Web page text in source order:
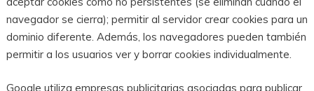
navegador se cierra); permitir al servidor crear cookies para un
dominio diferente. Además, los navegadores pueden también
permitir a los usuarios ver y borrar cookies individualmente.
Google utiliza empresas publicitarias asociadas para publicar